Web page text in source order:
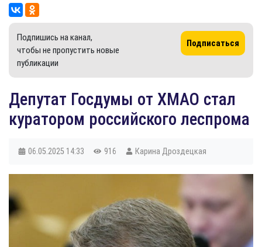
Подпишись на канал,
чтобы не пропустить новые
публикации
Подписаться
Депутат Госдумы от ХМАО стал
куратором российского леспрома
06.05.2025 14:33 916 Карина Дроздецкая